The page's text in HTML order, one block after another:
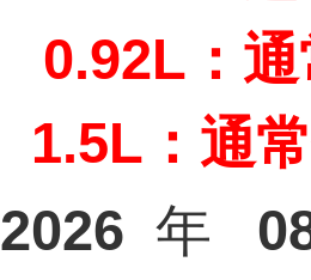
0.92L：
1.5L：通
2026 年